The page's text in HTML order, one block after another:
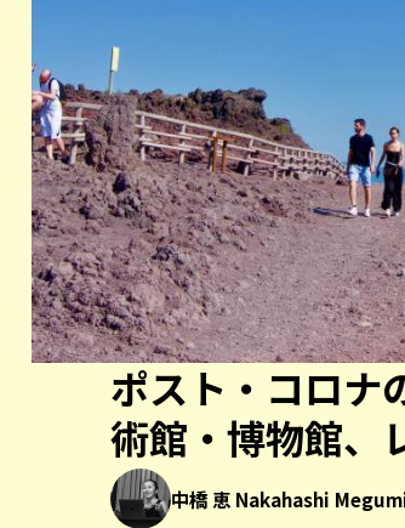
ポスト・コロナ
術館・博物館、
中橋 恵 Nakahashi